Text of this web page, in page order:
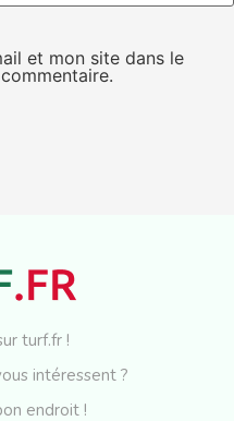
et mon site dans le
turf.fr !
intéressent ?
endroit !